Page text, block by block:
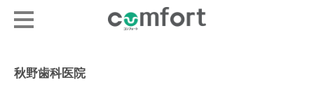
秋野歯科医院